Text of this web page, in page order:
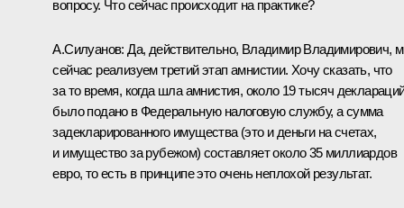
вопросу. Что сейчас происходит на практике?
А.Силуанов: Да, действительно, Владимир Владимирович,
сейчас реализуем третий этап амнистии. Хочу сказать, что
за то время, когда шла амнистия, около 19 тысяч
было подано в Федеральную налоговую службу, а сумма
задекларированного имущества (это и деньги на счетах,
и имущество за рубежом) составляет около 35 миллиардов
евро, то есть в принципе это очень неплохой результат.